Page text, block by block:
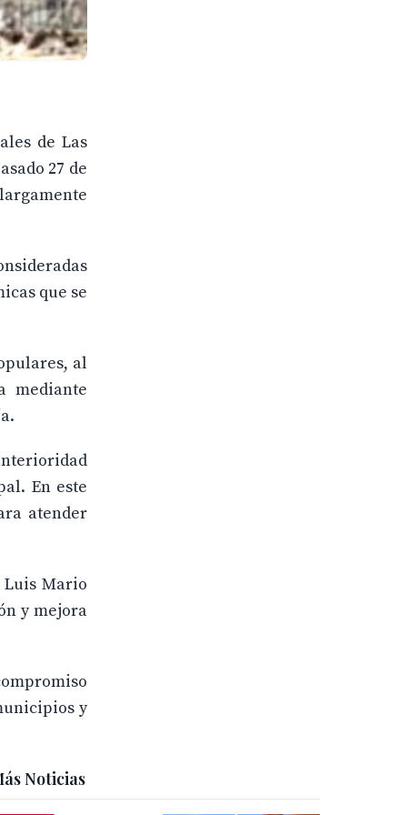
de Las
27 de
que se
al
mediante
En este
atender
Mario
y mejora
y
Noticias